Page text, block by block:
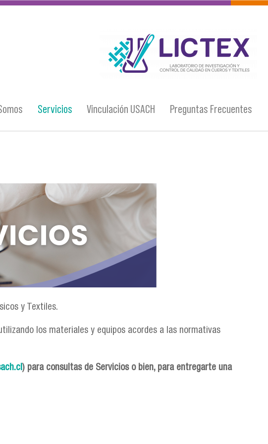
logo_lictex_mesa_de_trabajo_1.png
Servicios Vinculación USACH Preguntas Frecuentes
y Textiles.
los materiales y equipos acordes a las normativas
) para consultas de Servicios o bien, para entregarte una